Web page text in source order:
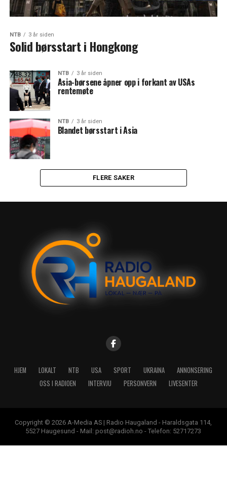
NTB 3 år siden
Solid børsstart i Hongkong
NTB 3 år siden
Asia-børsene åpner opp i forkant av USAs
rentemøte
NTB 3 år siden
Blandet børsstart i Asia
FLERE SAKER
HJEM LOKALT NTB USA SPORT UKRAINA
ANNONSERING
OSS I RADIOEN
INTERVJU PERSONVERN LIVESENTER
Copyright © 2026 A-Media AS | Radio Haugaland - Haraldsgata 114,
5527 Haugesund - Mail: post@radioh.no - Telefon: 52717273